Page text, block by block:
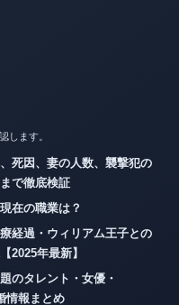
します。
死因、妻の人数、襲撃犯の
で徹底検証
在の職業は？
経過・ウィリアム王子との
2025年最新】
のタレント・女優・
情報まとめ